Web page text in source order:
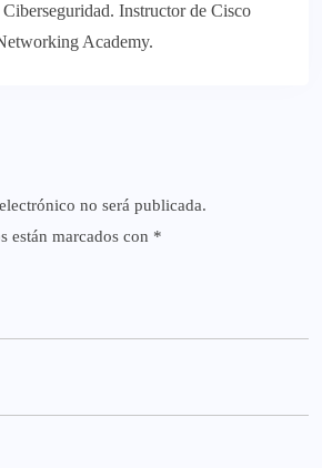
Instructor de Cisco
Academy.
no será publicada.
están marcados con *